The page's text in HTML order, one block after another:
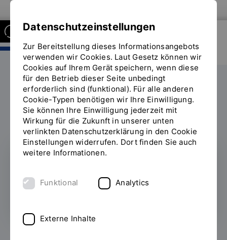
FAKULTÄT INFORMATIK UND
MATHEMATIK
Sie
befinden
sich
auf
der
Seite
"ReMIC"
Labore ReMIC
Forschung
Datenschutzeinstellungen
Zur Bereitstellung dieses Informationsangebots
verwenden wir Cookies. Laut Gesetz können wir
Cookies auf Ihrem Gerät speichern, wenn diese
für den Betrieb dieser Seite unbedingt
erforderlich sind (funktional). Für alle anderen
Cookie-Typen benötigen wir Ihre Einwilligung.
Sie können Ihre Einwilligung jederzeit mit
Wirkung für die Zukunft in unserer unten
verlinkten Datenschutzerklärung in den Cookie
Einstellungen widerrufen. Dort finden Sie auch
weitere Informationen.
Funktional Analytics
Externe Inhalte